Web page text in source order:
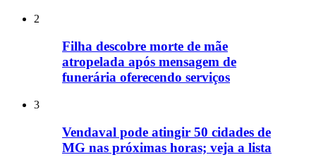
2
Filha descobre morte de mãe
atropelada após mensagem de
funerária oferecendo serviços
3
Vendaval pode atingir 50 cidades de
MG nas próximas horas; veja a lista